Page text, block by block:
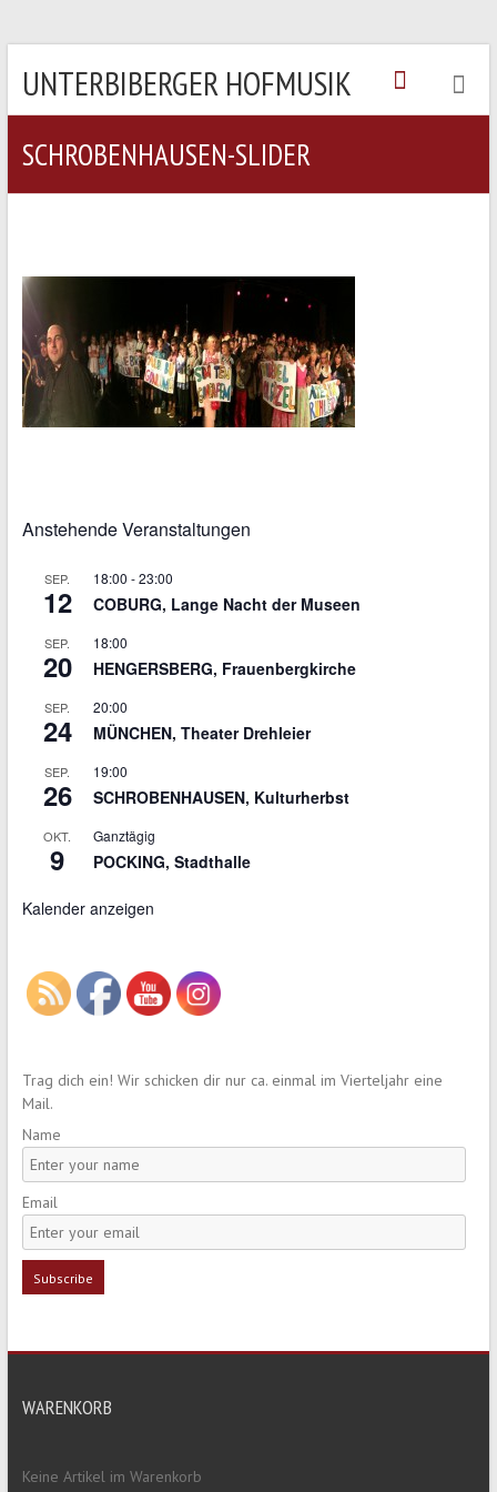
UNTERBIBERGER HOFMUSIK
SCHROBENHAUSEN-SLIDER
Anstehende Veranstaltungen
SEP.
12
18:00 -23:00
COBURG, Lange Nacht der Museen
SEP.
20
18:00
HENGERSBERG, Frauenbergkirche
SEP.
24
20:00
MÜNCHEN, Theater Drehleier
SEP.
26
19:00
SCHROBENHAUSEN, Kulturherbst
OKT.
9
Ganztägig
POCKING, Stadthalle
Kalender anzeigen
Trag dich ein! Wir schicken dir nur ca. einmal im Vierteljahr eine
Mail.
Name
Email
WARENKORB
Keine Artikel im Warenkorb